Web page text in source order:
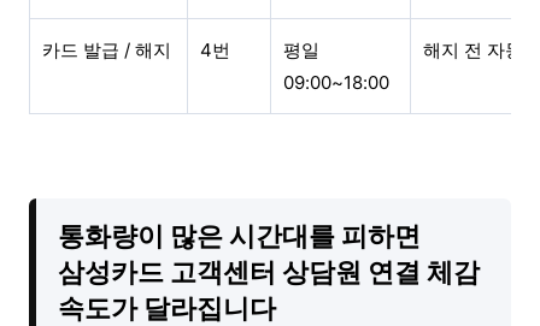
카드 발급 / 해지 4번
평일
09:00~18:00
해지 전 자동
통화량이 많은 시간대를 피하면
삼성카드 고객센터 상담원 연결 체감
속도가 달라집니다